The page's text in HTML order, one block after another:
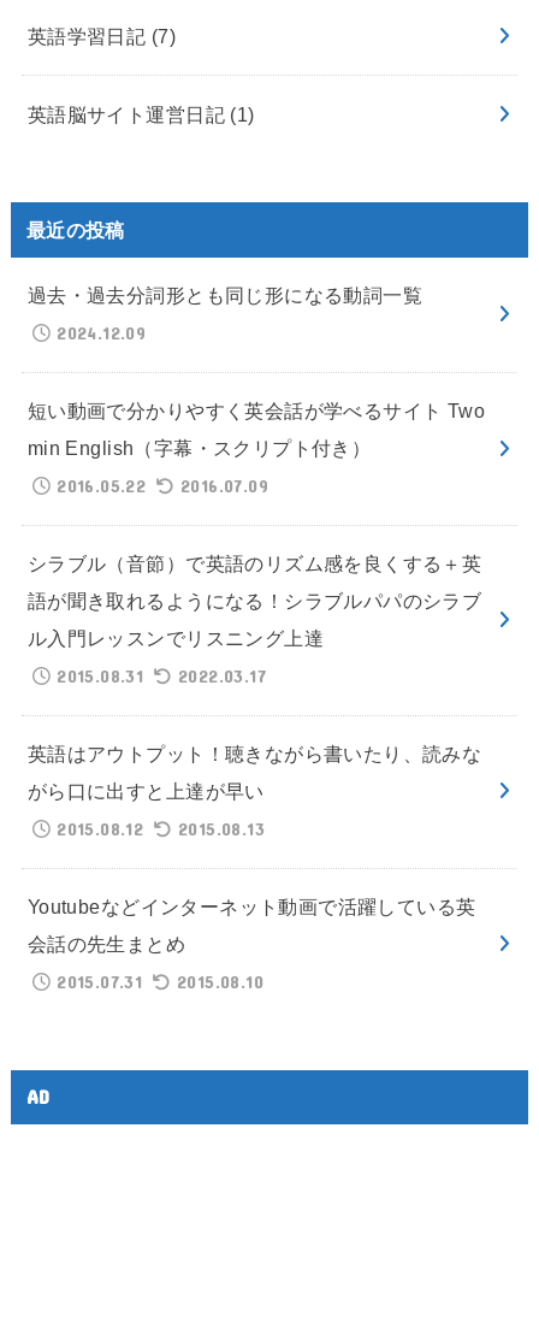
英語学習日記 (7)
英語脳サイト運営日記 (1)
最近の投稿
過去・過去分詞形とも同じ形になる動詞一覧
2024.12.09
短い動画で分かりやすく英会話が学べるサイト Two
min English（字幕・スクリプト付き）
2016.05.22
2016.07.09
シラブル（音節）で英語のリズム感を良くする＋英
語が聞き取れるようになる！シラブルパパのシラブ
ル入門レッスンでリスニング上達
2015.08.31
2022.03.17
英語はアウトプット！聴きながら書いたり、読みな
がら口に出すと上達が早い
2015.08.12
2015.08.13
Youtubeなどインターネット動画で活躍している英
会話の先生まとめ
2015.07.31
2015.08.10
AD